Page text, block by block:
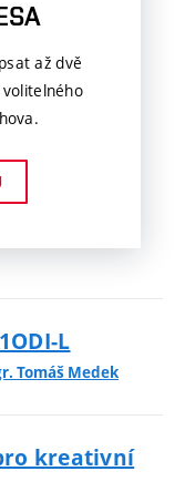
až dvě
L
Tomáš Medek
kreativní